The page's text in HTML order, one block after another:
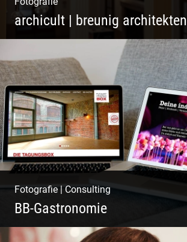
archicult | breunig architekten
Wasser im Fluss der Kurstadt
Fotografie|Consulting
BB-Gastronomie